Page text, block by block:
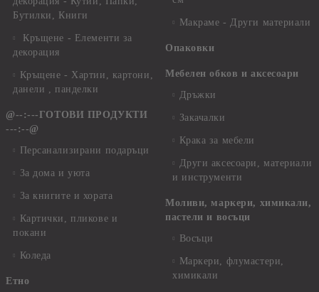
Бутилки, Книги
Кръщене - Елементи за
декорация
Кръщене - Хартии, картони,
данели , панделки
@--:---ГОТОВИ ПРОДУКТИ
---:--@
Персанализирани подаръци
За дома и уюта
За книгите и хората
Картички, пликове и
покани
Коледа
Етно
Макраме - Други материали
Опаковки
Мебелен обков и аксесоари
Дръжки
Закачалки
Крака за мебели
Други аксесоари, материали
и инструменти
Моливи, маркери, химикали,
пастели и восъци
Восъци
Маркери, флумастери,
химикали